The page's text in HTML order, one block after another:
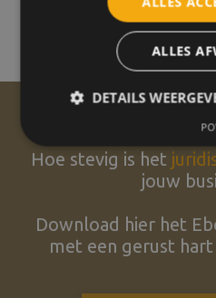
Hoe stevig is het
jouw
Download hier het
met een gerust
ALLES
DETAILS